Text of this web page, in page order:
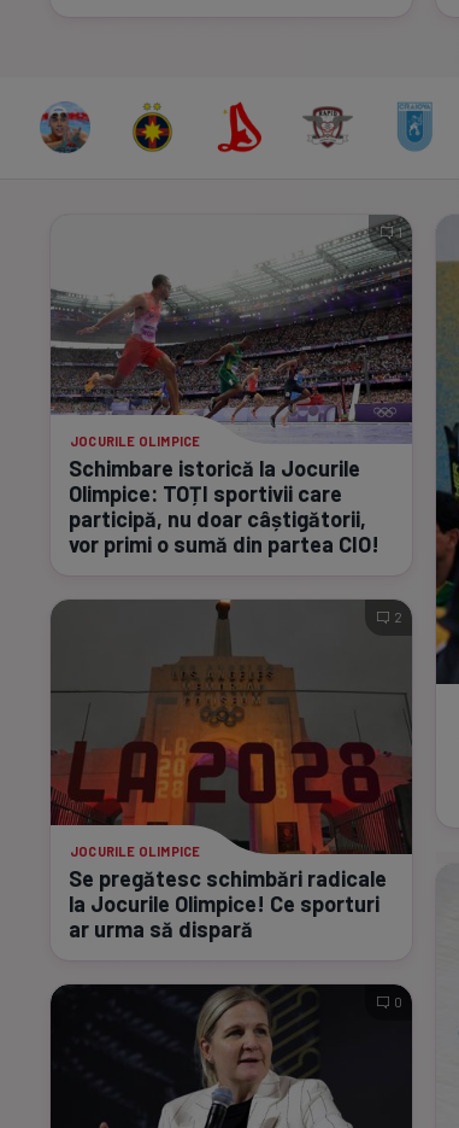
JOCURILE OLIMPICE
Schimbare istorică la Jocurile
Olimpice: TOȚI sportivii care
participă, nu doar câștigătorii,
vor primi o sumă din partea CIO!
1
JOCURILE OLIMPICE
Se pregătesc schimbări radicale
la Jocurile Olimpice! Ce sporturi
ar urma să dispară
2
0